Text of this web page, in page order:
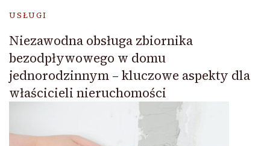
USŁUGI
Niezawodna obsługa zbiornika
bezodpływowego w domu
jednorodzinnym – kluczowe aspekty dla
właścicieli nieruchomości